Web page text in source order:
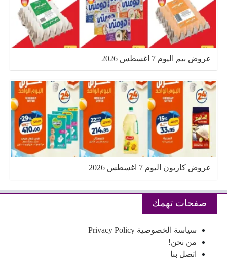
عروض بيم اليوم 7 اغسطس 2026
عروض كازيون اليوم 7 اغسطس 2026
صفحات تهمك
سياسة الخصوصية Privacy Policy
من نحن!
اتصل بنا